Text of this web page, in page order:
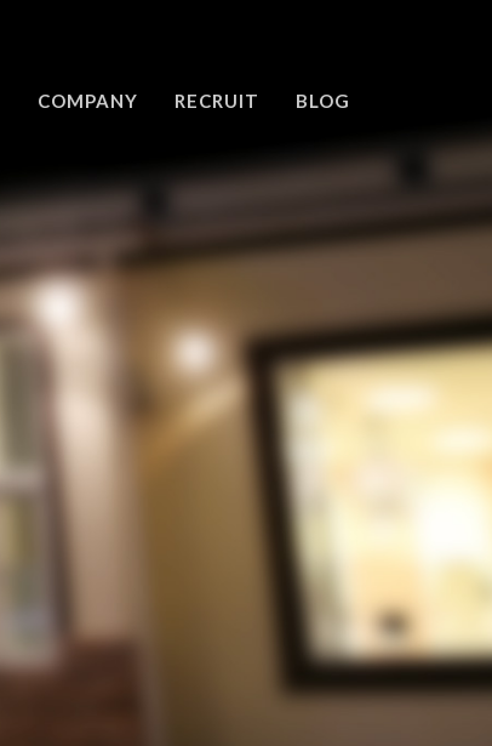
COMPANY RECRUIT BLOG